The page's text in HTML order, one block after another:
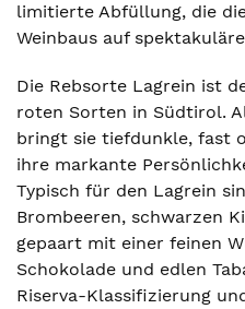
limitierte Abfüllung, die
Weinbaus auf
Die Rebsorte Lagrein ist
roten Sorten in Südtirol.
bringt sie tiefdunkle, fast
ihre markante
Typisch für den Lagrein
Brombeeren, schwarzen
gepaart mit einer feinen
Schokolade und edlen
Riserva-Klassifizierung